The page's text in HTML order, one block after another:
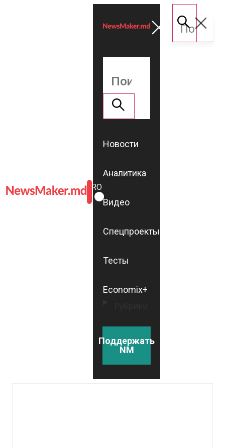
ROMÂNĂ
RU
Новости
Аналитика
Видео
Спецпроекты
Тесты
Economix+
Поддержать
NM